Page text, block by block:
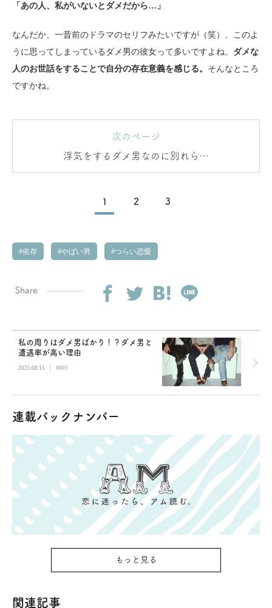
「あの人、私がいないとダメだから…」
なんだか、一昔前のドラマのセリフみたいですが（笑）、このよ
うに思ってしまっているダメ男の彼女って多いですよね。 ダメな
人のお世話をすることで自分の存在意義を感じる。 そんなところ
ですかね。
次のページ
浮気をするダメ男なのに別れられ
ない理由
1 2 3
依存 やばい男 つらい恋愛
Share
私の周りはダメ男ばかり！？ダメ男と
遭遇率が高い理由
2025.08.15 | #001
連載バックナンバー
もっと見る
関連記事